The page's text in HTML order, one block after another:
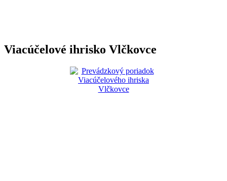
Viacúčelové ihrisko Vlčkovce